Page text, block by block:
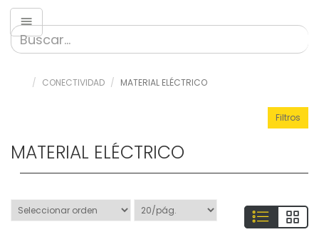
CONECTIVIDAD MATERIAL ELÉCTRICO
Conectividad
Accesorios
»
Armarios
(76)
»
Audio
(226)
Filtros
MATERIAL ELÉCTRICO